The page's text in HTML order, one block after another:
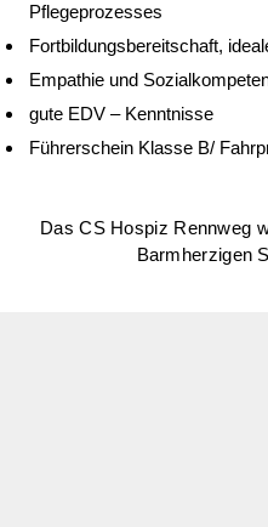
Pflegeprozesses
Fortbildungsbereitschaft,
Empathie und
gute EDV – Kenntnisse
Führerschein Klasse B/
Das CS Hospiz Rennweg
Barmherzigen